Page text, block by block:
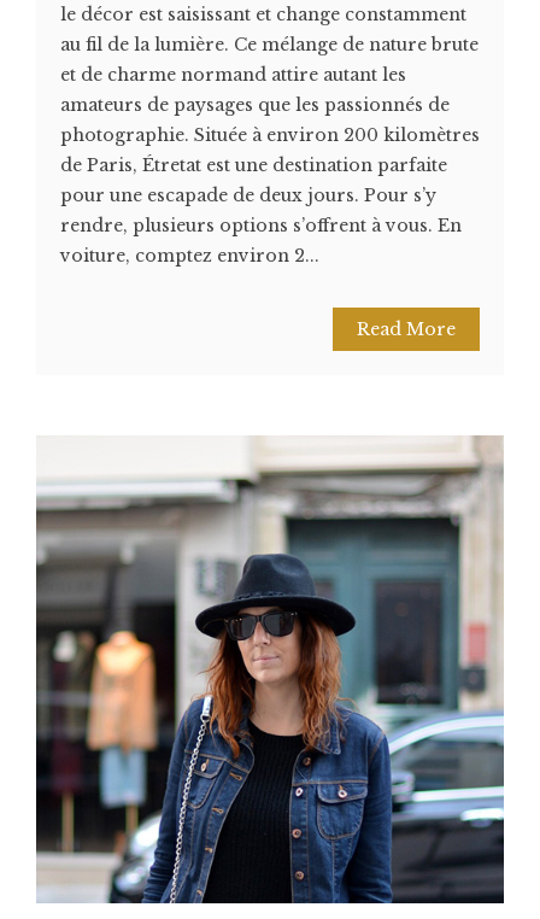
le décor est saisissant et change constamment
au fil de la lumière. Ce mélange de nature brute
et de charme normand attire autant les
amateurs de paysages que les passionnés de
photographie. Située à environ 200 kilomètres
de Paris, Étretat est une destination parfaite
pour une escapade de deux jours. Pour s’y
rendre, plusieurs options s’offrent à vous. En
voiture, comptez environ 2...
Read More